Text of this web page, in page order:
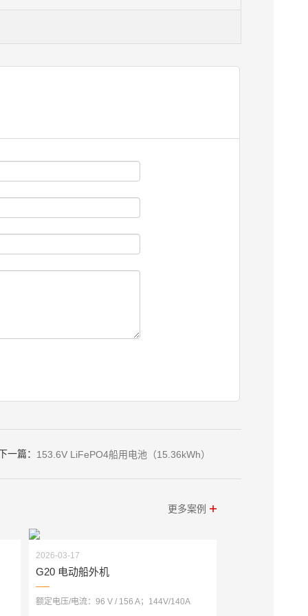
一篇： 153.6V LiFePO4船用电池（15.36kWh）
更多案例
2026-03-17
G20 电动船外机
额定电压/电流：96 V / 156 A；144V/140A